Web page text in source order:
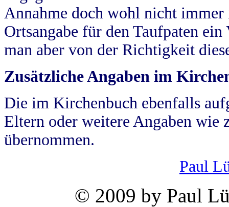
Annahme doch wohl nicht
Ortsangabe für den Taufpaten
man aber von der Richtigkeit
Zusätzliche Angaben im
Die im Kirchenbuch ebenfalls
Eltern oder weitere Angaben wie
übernommen.
Paul
© 2009 by Paul